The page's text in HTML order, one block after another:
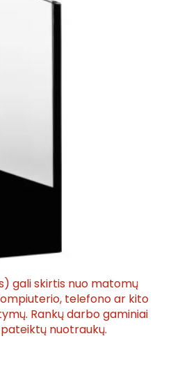
gali skirtis nuo matomų
telefono ar kito
Rankų darbo gaminiai
nuotraukų.